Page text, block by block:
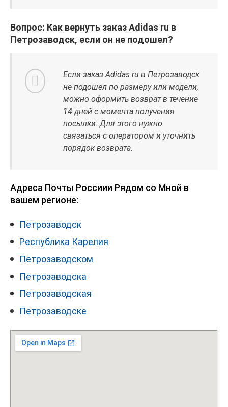
Вопрос: Как вернуть заказ Adidas ru в
Петрозаводск, если он не подошел?
Если заказ Adidas ru в Петрозаводск
не подошел по размеру или модели,
можно оформить возврат в течение
14 дней с момента получения
посылки. Для этого нужно
связаться с оператором и уточнить
порядок возврата.
Адреса Почты Россиии Рядом со Мной в
вашем регионе:
Петрозаводск
Республика Карелия
Петрозаводском
Петрозаводска
Петрозаводская
Петрозаводске